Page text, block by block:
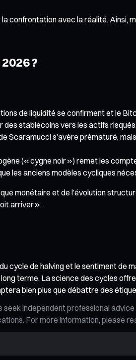
avec la réalité. Ainsi,
?
de liquidité se confirment et le
stablecoins vers les actifs risqués.
Scaramucci s’avère prématuré,
(« cygne noir ») remet les
les anciens modèles cycliques
monétaire et de l’évolution
arriver ».
de halving et le sentiment de
terme. La science des cycles
bien plus que débattre des
independent professional
For more information, please